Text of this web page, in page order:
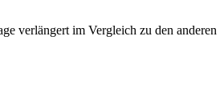
verlängert im Vergleich zu den